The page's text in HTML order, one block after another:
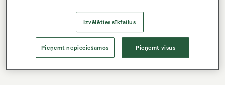
Ienākt
Izvēlēties sīkfailus
Pieņemt nepieciešamos Pieņemt visus